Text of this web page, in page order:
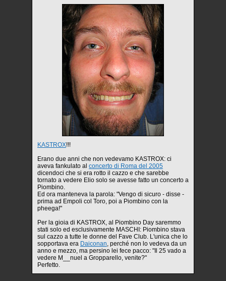
KASTROX!!!
Erano due anni che non vedevamo KASTROX: ci
aveva fankulato al concerto di Roma del 2005
dicendoci che si era rotto il cazzo e che sarebbe
tornato a vedere Elio solo se avesse fatto un concerto a
Piombino.
Ed ora manteneva la parola: "Vengo di sicuro - disse -
prima ad Empoli col Toro, poi a Piombino con la
pheega!"
Per la gioia di KASTROX, al Piombino Day saremmo
stati solo ed esclusivamente MASCHI: Piombino stava
sul cazzo a tutte le donne del Fave Club. L'unica che lo
sopportava era Daiconan, perché non lo vedeva da un
anno e mezzo, ma persino lei fece pacco: "Il 25 vado a
vedere M__nuel a Gropparello, venite?"
Perfetto.